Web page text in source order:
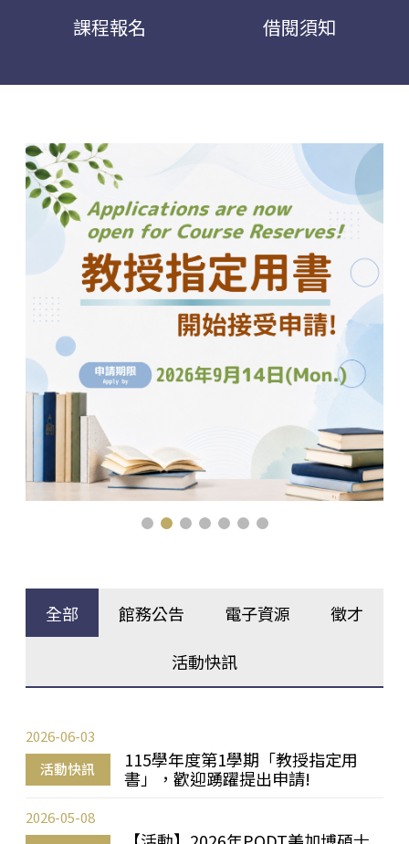
課程報名 借閱須知
全部 館務公告 電子資源 徵才
活動快訊
活動快訊
115學年度第1學期「教授指定用
書」，歡迎踴躍提出申請!
2026-06-03
2026-05-08